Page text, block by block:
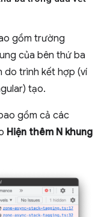
gồm trường
của bên thứ ba
do trình kết hợp (ví
tạo.
gồm cả các
Hiện thêm N khung